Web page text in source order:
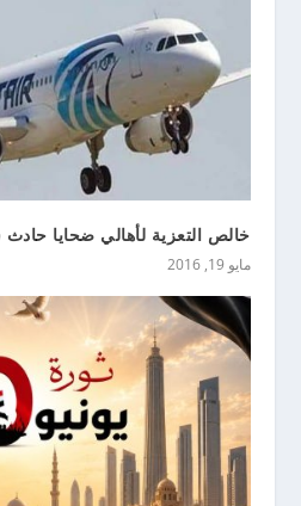
خالص التعزية لأهالي ضحايا
مايو 19, 2016